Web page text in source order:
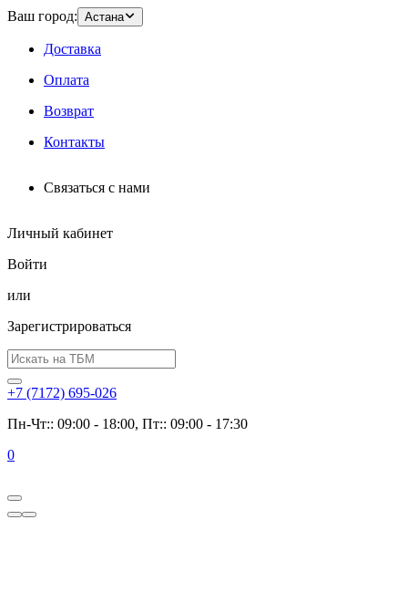
Ваш город: Астана
Доставка
Оплата
Возврат
Контакты
Связаться с нами
Личный кабинет
Войти
или
Зарегистрироваться
+7 (7172) 695-026
Пн-Чт:: 09:00 - 18:00, Пт:: 09:00 - 17:30
0